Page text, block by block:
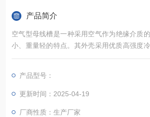
产品简介
空气型母线槽‌是一种采用空气作为绝缘介质
小、重量轻的特点。其外壳采用优质高强度
纹结构，不仅外形美观大方，还大大增强了
产品型号：
更新时间：2025-04-19
厂商性质：生产厂家